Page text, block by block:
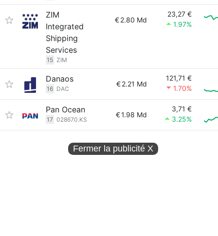
ZIM
Integrated
Shipping
Services
15 ZIM
€2.80 Md
23,27 €
1.97%
Danaos
16 DAC
€2.21 Md
121,71 €
1.70%
Pan Ocean
17 028670.KS
€1.98 Md
3,71 €
3.25%
Fermer la publicité X